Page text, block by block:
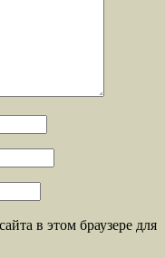
в этом браузере для